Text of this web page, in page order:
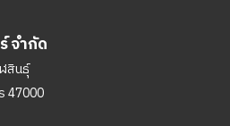
จำกัด
สินธุ์
47000